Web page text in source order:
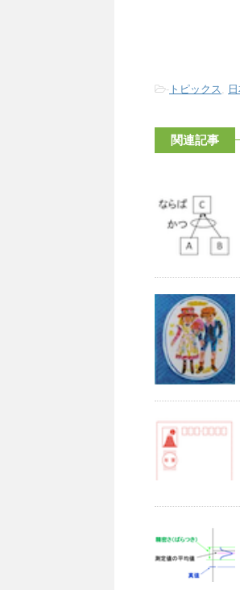
- トピックス,
関連記事